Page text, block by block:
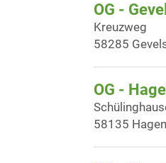
OG -
Kreuzweg
58285
OG -
58135 Hagen